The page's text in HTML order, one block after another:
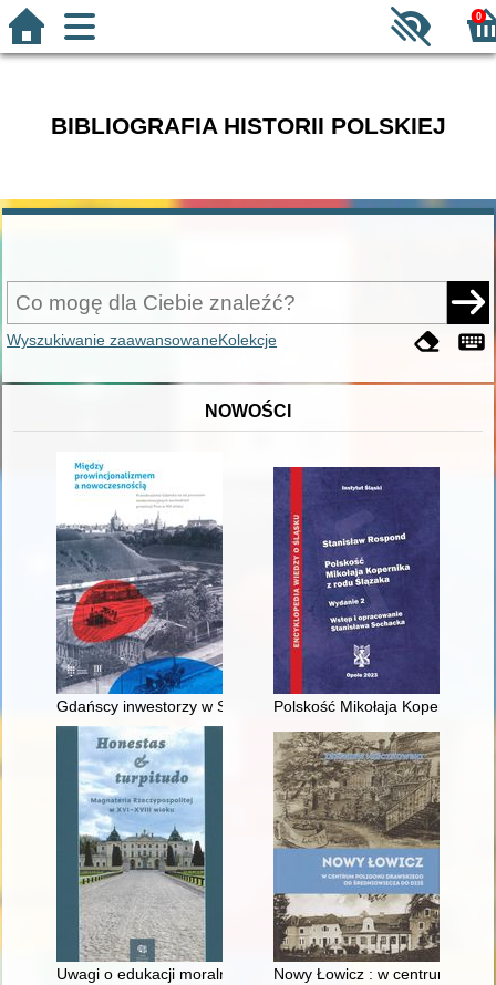
0
BIBLIOGRAFIA HISTORII POLSKIEJ
Wyszukiwanie zaawansowaneKolekcje
NOWOŚCI
Gdańscy inwestorzy w Sopocie : prestiż finansowy i
Polskość Mikołaja Kopernika z
Uwagi o edukacji moralnej synów szlacheckich w XVI-
Nowy Łowicz : w centrum